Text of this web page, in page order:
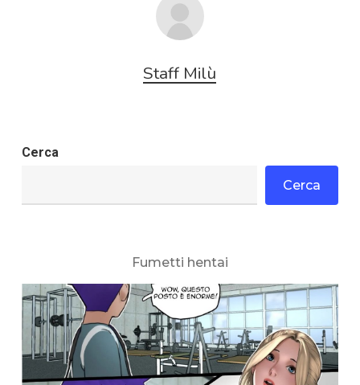
Staff Milù
Cerca
Cerca
Fumetti hentai